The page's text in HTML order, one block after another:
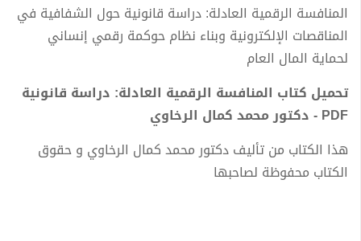
المنافسة الرقمية العادلة: دراسة قانونية حول الشفافية في
المناقصات الإلكترونية وبناء نظام حوكمة رقمي إنساني
لحماية المال العام
تحميل كتاب المنافسة الرقمية العادلة: دراسة قانونية
PDF - دكتور محمد كمال الرخاوي
هذا الكتاب من تأليف دكتور محمد كمال الرخاوي و حقوق
الكتاب محفوظة لصاحبها